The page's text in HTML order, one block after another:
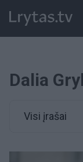
Dalia
Visi įrašai